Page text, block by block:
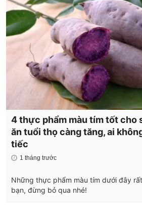
4 thực phẩm màu tím tốt cho
ăn tuổi thọ càng tăng, ai
tiếc
1 tháng trước
Những thực phẩm màu tím dưới đây
bạn, đừng bỏ qua nhé!